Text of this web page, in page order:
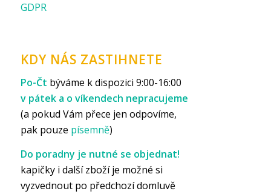
GDPR
KDY NÁS ZASTIHNETE
Po-Čt býváme k dispozici 9:00-16:00
v pátek a o víkendech nepracujeme
(a pokud Vám přece jen odpovíme,
pak pouze písemně)
Do poradny je nutné se objednat!
kapičky i další zboží je možné si
vyzvednout po předchozí domluvě